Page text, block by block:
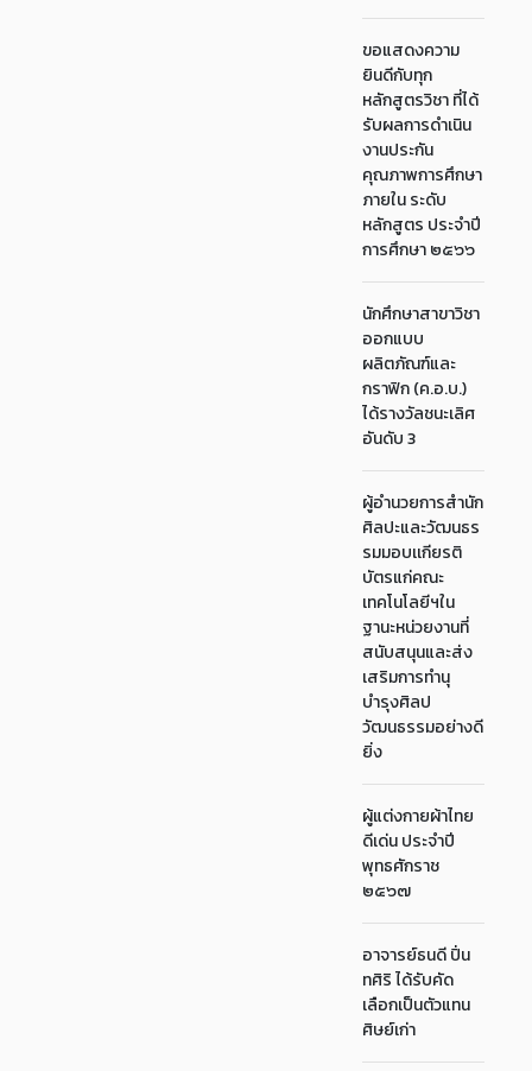
ขอแสดงความ
ยินดีกับทุก
หลักสูตรวิชา ที่ได้
รับผลการดำเนิน
งานประกัน
คุณภาพการศึกษา
ภายใน ระดับ
หลักสูตร ประจำปี
การศึกษา ๒๕๖๖
นักศึกษาสาขาวิชา
ออกแบบ
ผลิตภัณฑ์และ
กราฟิก (ค.อ.บ.)
ได้รางวัลชนะเลิศ
อันดับ 3
ผู้อำนวยการสำนัก
ศิลปะและวัฒนธร
รมมอบเเกียรติ
บัตรแก่คณะ
เทคโนโลยีฯใน
ฐานะหน่วยงานที่
สนับสนุนและส่ง
เสริมการทำนุ
บำรุงศิลป
วัฒนธรรมอย่างดี
ยิ่ง
ผู้แต่งกายผ้าไทย
ดีเด่น ประจำปี
พุทธศักราช
๒๕๖๗
อาจารย์ธนดี ปิ่น
ทศิริ ได้รับคัด
เลือกเป็นตัวแทน
ศิษย์เก่า